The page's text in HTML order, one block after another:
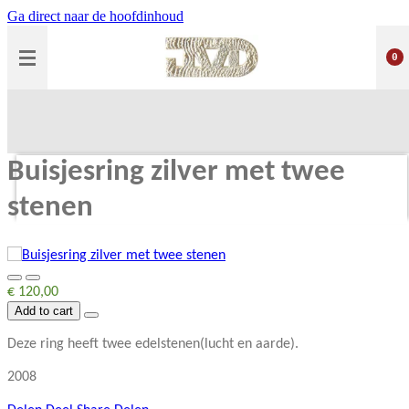
Ga direct naar de hoofdinhoud
0
Buisjesring zilver met twee
stenen
€ 120,00
Add to cart
Deze ring heeft twee edelstenen(lucht en aarde).
2008